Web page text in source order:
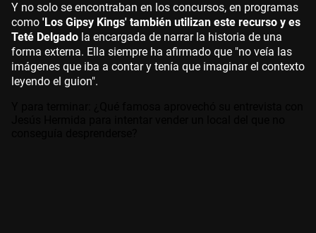
Y no solo se encontraban en los concursos, en programas
como 'Los Gipsy Kings' también utilizan este recurso y es
Teté Delgado la encargada de narrar la historia de una
forma externa. Ella siempre ha afirmado que "no veía las
imágenes que iba a contar y tenía que imaginar el contexto
leyendo el guion".